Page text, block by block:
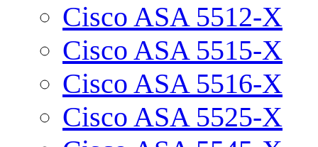
Cisco ASA 5512-X
Cisco ASA 5515-X
Cisco ASA 5516-X
Cisco ASA 5525-X